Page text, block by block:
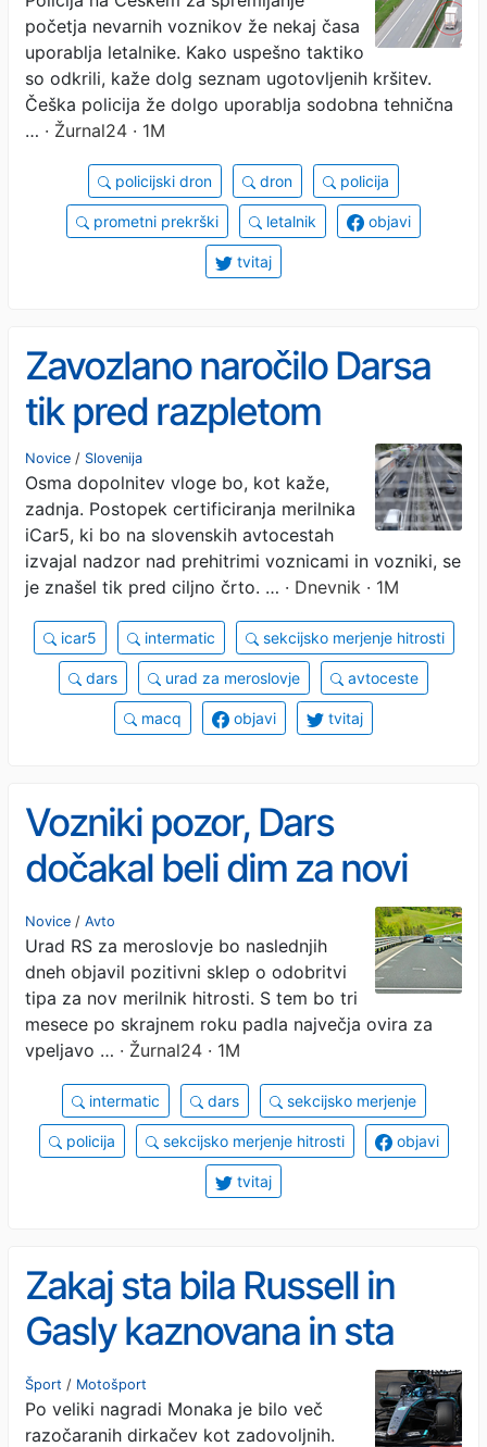
besed!
početja nevarnih voznikov že nekaj časa
uporablja letalnike. Kako uspešno taktiko
so odkrili, kaže dolg seznam ugotovljenih kršitev.
Češka policija že dolgo uporablja sodobna tehnična
… · Žurnal24 · 1M
policijski dron dron policija
prometni prekrški letalnik objavi
tvitaj
Zavozlano naročilo Darsa
tik pred razpletom
Novice / Slovenija
Osma dopolnitev vloge bo, kot kaže,
zadnja. Postopek certificiranja merilnika
iCar5, ki bo na slovenskih avtocestah
izvajal nadzor nad prehitrimi voznicami in vozniki, se
je znašel tik pred ciljno črto. … · Dnevnik · 1M
icar5 intermatic sekcijsko merjenje hitrosti
dars urad za meroslovje avtoceste
macq objavi tvitaj
Vozniki pozor, Dars
dočakal beli dim za novi
merilnik hitrosti
Novice / Avto
Urad RS za meroslovje bo naslednjih
dneh objavil pozitivni sklep o odobritvi
tipa za nov merilnik hitrosti. S tem bo tri
mesece po skrajnem roku padla največja ovira za
vpeljavo … · Žurnal24 · 1M
intermatic dars sekcijsko merjenje
policija sekcijsko merjenje hitrosti objavi
tvitaj
Zakaj sta bila Russell in
Gasly kaznovana in sta
ostala brez stopničk
Šport / Motošport
Po veliki nagradi Monaka je bilo več
razočaranih dirkačev kot zadovoljnih.